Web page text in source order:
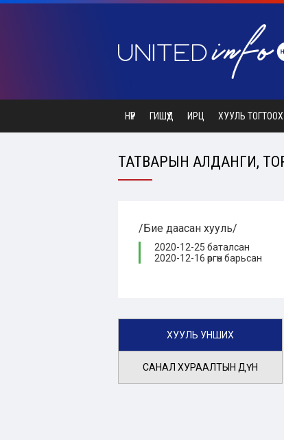
НҮҮР ГИШҮҮД ИРЦ ХУУЛЬ ТОГТООХ
ТАТВАРЫН АЛДАНГИ,
/Бие даасан хууль/
2020-12-25 баталсан
2020-12-16 өргөн барьсан
ХУУЛЬ УНШИХ
САНАЛ ХУРААЛТЫН ДҮН